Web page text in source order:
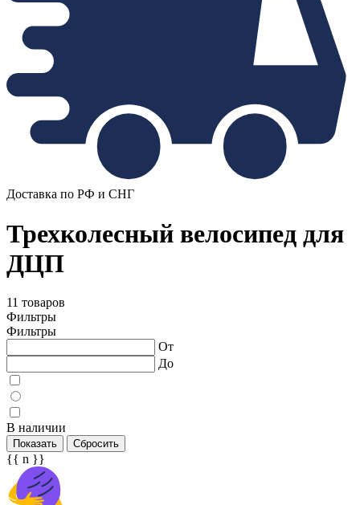
Доставка по РФ и СНГ
Трехколесный велосипед для
ДЦП
11 товаров
Фильтры
Фильтры
От
До
В наличии
Показать Сбросить
{{ n }}